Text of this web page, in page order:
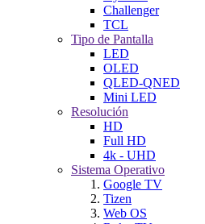
Challenger
TCL
Tipo de Pantalla
LED
OLED
QLED-QNED
Mini LED
Resolución
HD
Full HD
4k - UHD
Sistema Operativo
Google TV
Tizen
Web OS